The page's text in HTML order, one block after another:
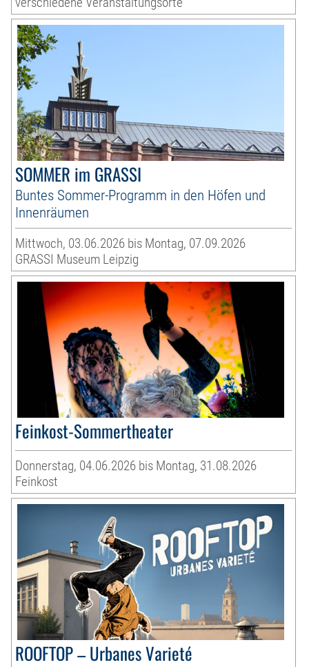
SOMMER im GRASSI
Buntes Sommer-Programm in den Höfen und
Innenräumen
Mittwoch, 03.06.2026 bis Montag, 07.09.2026
GRASSI Museum Leipzig
Feinkost-Sommertheater
Donnerstag, 04.06.2026 bis Montag, 31.08.2026
Feinkost
ROOFTOP – Urbanes Varieté